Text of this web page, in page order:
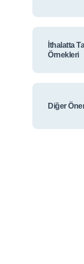
İthalatta
Örnekleri
Diğer